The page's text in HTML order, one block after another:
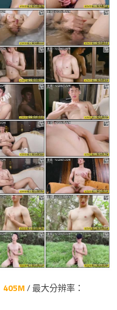
405M/ 最大分辨率：